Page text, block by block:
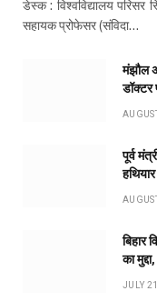
डेस्क : विश्वविद्यालय
सहायक प्रोफेसर (संविदा…
मंझौल
डॉक्टर
पूर्व
बिहार
का
JULY